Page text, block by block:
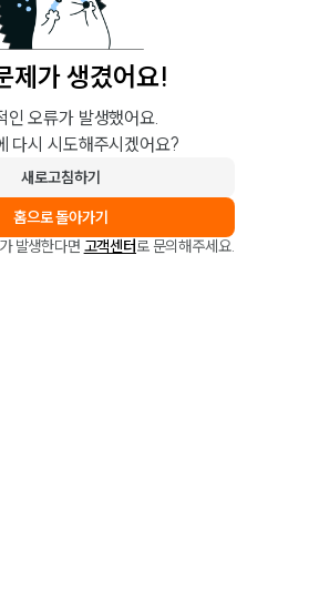
제가 생겼어요!
인 오류가 발생했어요.
다시 시도해주시겠어요?
새로고침하기
홈으로 돌아가기
발생한다면 고객센터로 문의해주세요.